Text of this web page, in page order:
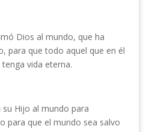
Dios al mundo, que ha
para que todo aquel que en él
vida eterna.
Hijo al mundo para
para que el mundo sea salvo